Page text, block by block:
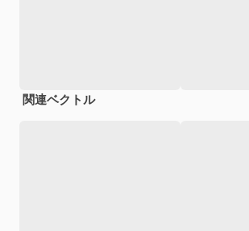
関連ベクトル